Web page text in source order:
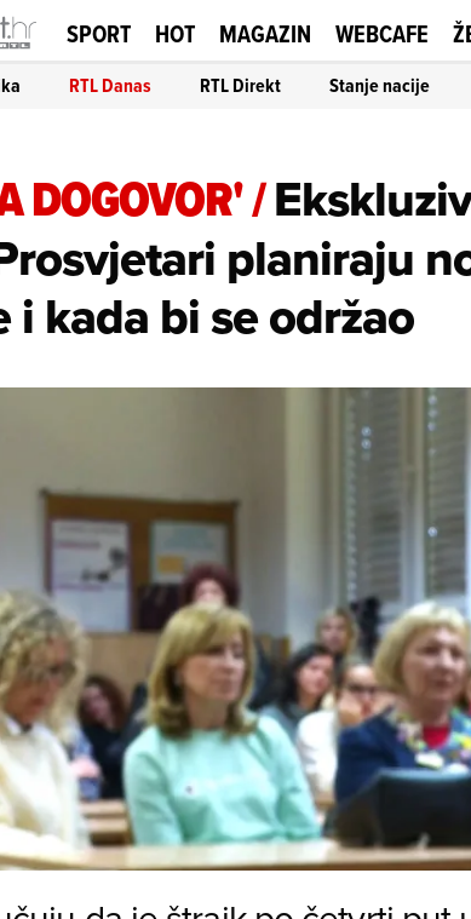
SPORT HOT MAGAZIN WEBCAFE
RTL Danas RTL Direkt Stanje nacije
DOGOVOR'/
planiraju
i kada bi se održao